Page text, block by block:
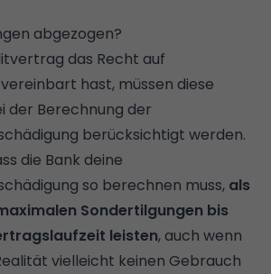
abgezogen?
das Recht auf
vereinbart hast, müssen diese
der Berechnung der
berücksichtigt werden.
die Bank deine
so berechnen muss, als
Sondertilgungen bis
leisten, auch wenn
vielleicht keinen Gebrauch